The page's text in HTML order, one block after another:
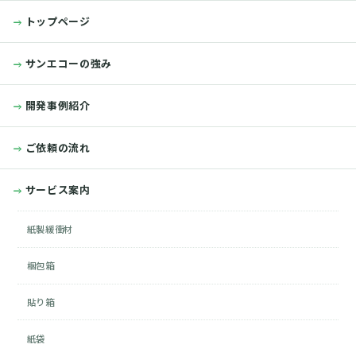
トップページ
サンエコーの強み
開発事例紹介
ご依頼の流れ
サービス案内
紙製緩衝材
梱包箱
貼り箱
紙袋